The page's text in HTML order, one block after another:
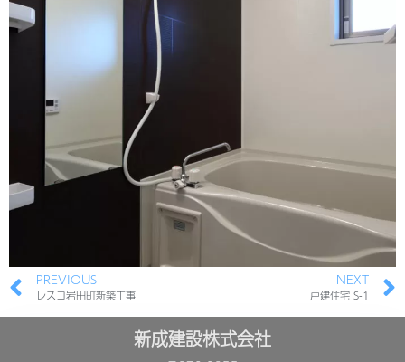
PREVIOUS
レスコ岩田町新築工事
NEXT
戸建住宅 S-1
新成建設株式会社